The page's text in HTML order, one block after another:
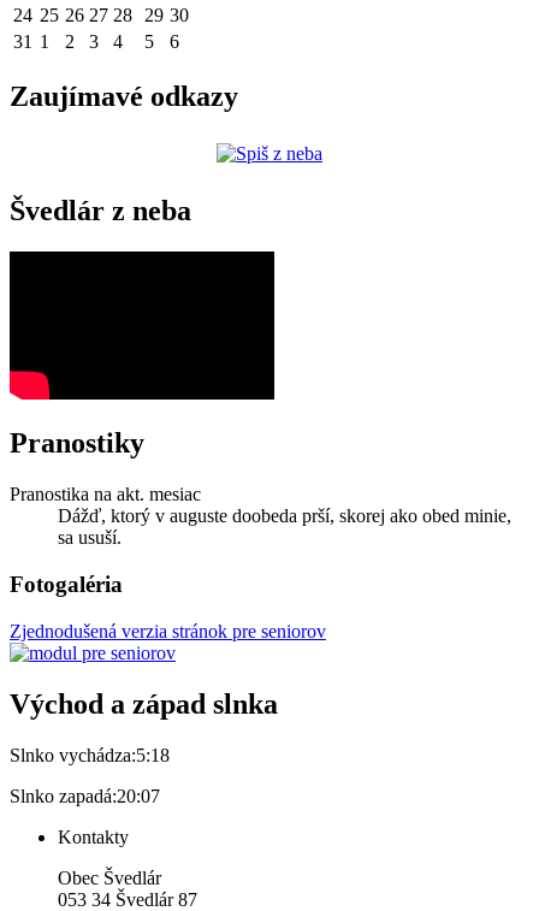
24 25 26 27 28 29 30
31 1 2 3 4 5 6
Zaujímavé odkazy
Švedlár z neba
Pranostiky
Pranostika na akt. mesiac
Dážď, ktorý v auguste doobeda prší, skorej ako obed minie,
sa usuší.
Fotogaléria
Zjednodušená verzia stránok pre seniorov
Východ a západ slnka
Slnko vychádza:5:18
Slnko zapadá:20:07
Kontakty
Obec Švedlár
053 34 Švedlár 87